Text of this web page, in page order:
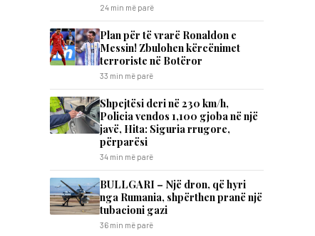
24 min më parë
Plan për të vrarë Ronaldon e
Messin! Zbulohen kërcënimet
terroriste në Botëror
33 min më parë
Shpejtësi deri në 230 km/h,
Policia vendos 1,100 gjoba në një
javë, Hita: Siguria rrugore,
përparësi
34 min më parë
BULLGARI – Një dron, që hyri
nga Rumania, shpërthen pranë një
tubacioni gazi
36 min më parë